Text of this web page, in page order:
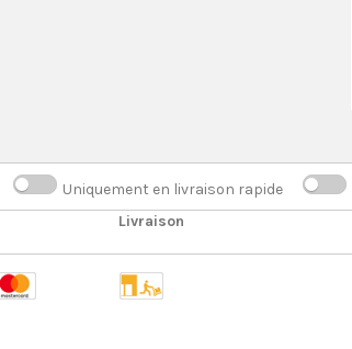
Uniquement en livraison rapide
Livraison